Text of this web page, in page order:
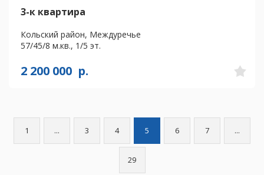
3-к квартира
Кольский район, Междуречье
57/45/8 м.кв., 1/5 эт.
2 200 000 р.
1 ... 3 4 5 6 7 ...
29